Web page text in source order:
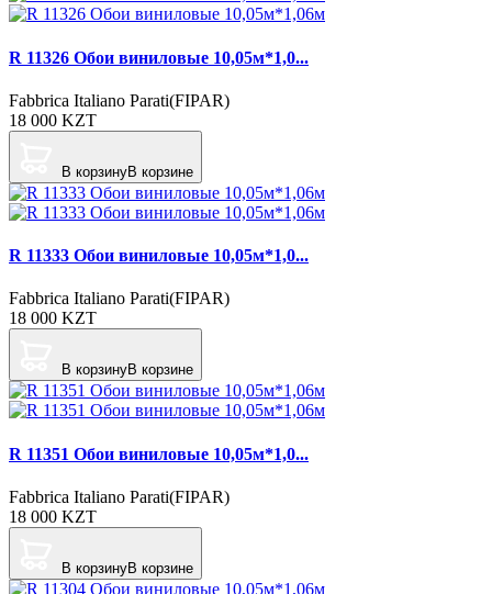
R 11326 Обои виниловые 10,05м*1,0...
Fabbrica Italiano Parati(FIPAR)
18 000 KZT
В корзинуВ корзине
R 11333 Обои виниловые 10,05м*1,0...
Fabbrica Italiano Parati(FIPAR)
18 000 KZT
В корзинуВ корзине
R 11351 Обои виниловые 10,05м*1,0...
Fabbrica Italiano Parati(FIPAR)
18 000 KZT
В корзинуВ корзине